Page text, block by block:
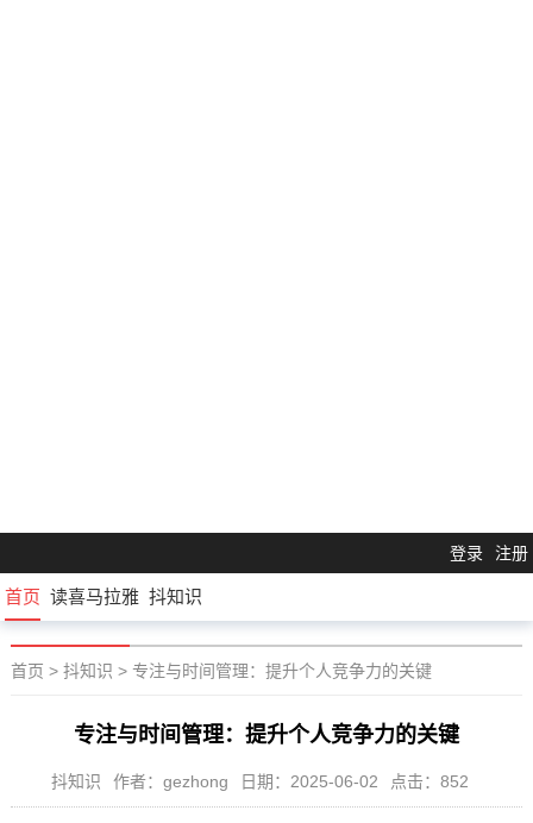
登录 注册
首页 读喜马拉雅 抖知识
首页 > 抖知识 > 专注与时间管理：提升个人竞争力的关键
专注与时间管理：提升个人竞争力的关键
抖知识 作者：gezhong 日期：2025-06-02 点击：852